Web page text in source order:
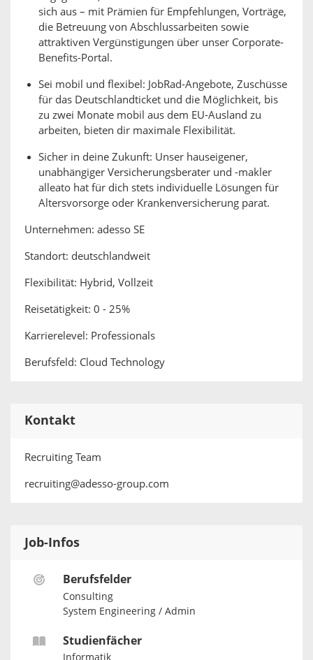
sich aus – mit Prämien für Empfehlungen, Vorträge,
die Betreuung von Abschlussarbeiten sowie
attraktiven Vergünstigungen über unser Corporate-
Benefits-Portal.
Sei mobil und flexibel: JobRad-Angebote, Zuschüsse
für das Deutschlandticket und die Möglichkeit, bis
zu zwei Monate mobil aus dem EU-Ausland zu
arbeiten, bieten dir maximale Flexibilität.
Sicher in deine Zukunft: Unser hauseigener,
unabhängiger Versicherungsberater und -makler
alleato hat für dich stets individuelle Lösungen für
Altersvorsorge oder Krankenversicherung parat.
Unternehmen: adesso SE
Standort: deutschlandweit
Flexibilität: Hybrid, Vollzeit
Reisetätigkeit: 0 - 25%
Karrierelevel: Professionals
Berufsfeld: Cloud Technology
Kontakt
Recruiting Team
recruiting@adesso-group.com
Job-Infos
Berufsfelder
Consulting
System Engineering / Admin
Studienfächer